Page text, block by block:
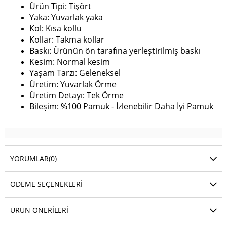
Ürün Tipi: Tişört
Yaka: Yuvarlak yaka
Kol: Kısa kollu
Kollar: Takma kollar
Baskı: Ürünün ön tarafına yerleştirilmiş baskı
Kesim: Normal kesim
Yaşam Tarzı: Geleneksel
Üretim: Yuvarlak Örme
Üretim Detayı: Tek Örme
Bileşim: %100 Pamuk - İzlenebilir Daha İyi Pamuk
YORUMLAR(0)
ÖDEME SEÇENEKLERI
ÜRÜN ÖNERILERI